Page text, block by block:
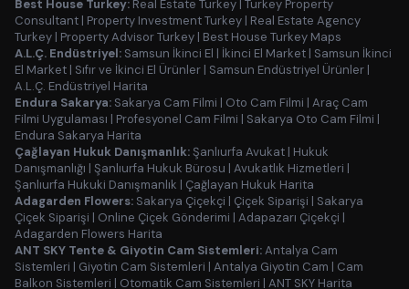
Best House Turkey: Real Estate Turkey | Turkey Property
Consultant | Property Investment Turkey | Real Estate Agency
Turkey | Property Advisor Turkey | Best House Turkey Maps
A.L.Ç. Endüstriyel: Samsun İkinci El | İkinci El Market | Samsun İkinci
El Market | Sıfır ve İkinci El Ürünler | Samsun Endüstriyel Ürünler |
A.L.Ç. Endüstriyel Harita
Endura Sakarya: Sakarya Cam Filmi | Oto Cam Filmi | Araç Cam
Filmi Uygulaması | Profesyonel Cam Filmi | Sakarya Oto Cam Filmi |
Endura Sakarya Harita
Çağlayan Hukuk Danışmanlık:Şanlıurfa Avukat | Hukuk
Danışmanlığı | Şanlıurfa Hukuk Bürosu | Avukatlık Hizmetleri |
Şanlıurfa Hukuki Danışmanlık | Çağlayan Hukuk Harita
Adagarden Flowers: Sakarya Çiçekçi | Çiçek Siparişi | Sakarya
Çiçek Siparişi | Online Çiçek Gönderimi | Adapazarı Çiçekçi |
Adagarden Flowers Harita
ANT SKY Tente & Giyotin Cam Sistemleri:Antalya Cam
Sistemleri | Giyotin Cam Sistemleri | Antalya Giyotin Cam | Cam
Balkon Sistemleri | Otomatik Cam Sistemleri | ANT SKY Harita